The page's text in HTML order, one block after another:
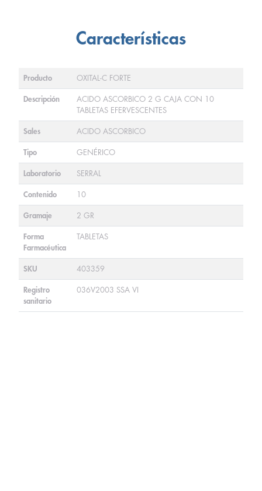
Características
Producto OXITAL-C FORTE
Descripción
ACIDO ASCORBICO 2 G CAJA CON 10
TABLETAS EFERVESCENTES
Sales ACIDO ASCORBICO
Tipo GENÉRICO
Laboratorio SERRAL
Contenido 10
Gramaje 2 GR
Forma
Farmacéutica
TABLETAS
SKU 403359
Registro
sanitario
036V2003 SSA VI